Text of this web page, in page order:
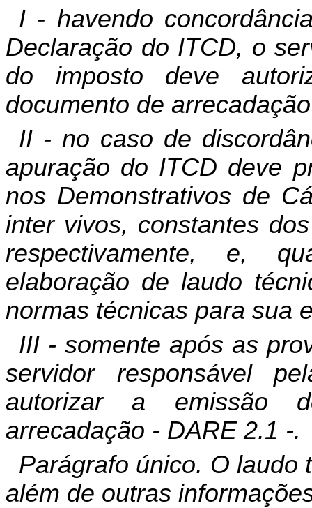
I - havendo
Declaração do ITCD, o
do imposto deve
documento de
II - no caso de
apuração do ITCD deve
nos Demonstrativos de
inter vivos, constantes
respectivamente,
e,
elaboração de laudo
normas técnicas para sua
III - somente após as
servidor responsável
autorizar a emissão
arrecadação - DARE 2.1 -.
Parágrafo único. O laudo
além de outras